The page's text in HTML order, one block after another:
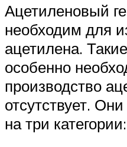
Ацетиленовый
необходим для
ацетилена.
особенно
производство
отсутствует.
на три категории: